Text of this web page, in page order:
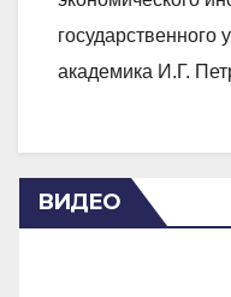
государственного
академика И.Г.
ВИДЕО